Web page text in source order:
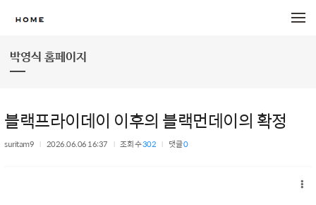
박영식 홈페이지
블랙프라이데이 이후의 블랙먼데이의 확정
suritam9 2026.06.06 16:37 조회 수302 댓글0